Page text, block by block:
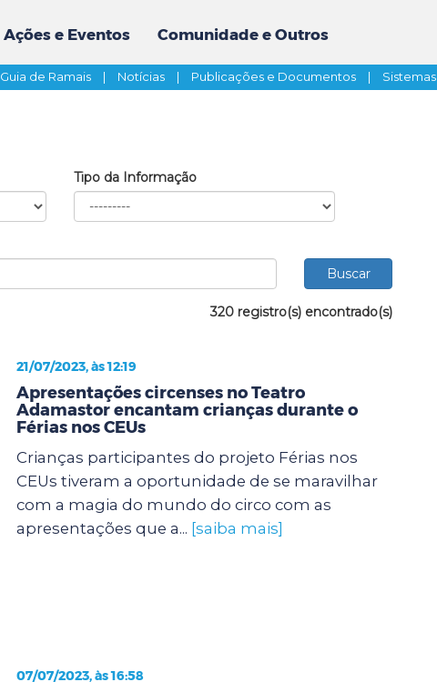
Ações e Eventos Comunidade e Outros
Guia de Ramais | Notícias | Publicações e Documentos | Sistemas
Tipo da Informação
320 registro(s) encontrado(s)
21/07/2023, às 12:19
Apresentações circenses no Teatro
Adamastor encantam crianças durante o
Férias nos CEUs
Crianças participantes do projeto Férias nos
CEUs tiveram a oportunidade de se maravilhar
com a magia do mundo do circo com as
apresentações que a... [saiba mais]
07/07/2023, às 16:58